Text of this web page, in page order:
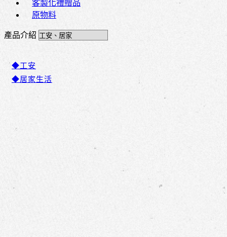
客製化禮贈品
原物料
產品介紹
◆工安
◆居家生活